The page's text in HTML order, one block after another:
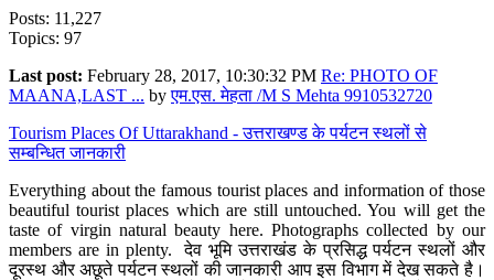
Posts: 11,227
Topics: 97
Last post: February 28, 2017, 10:30:32 PM Re: PHOTO OF
MAANA,LAST ... byएम.एस. मेहता /M S Mehta 9910532720
Tourism Places Of Uttarakhand - उत्तराखण्ड के पर्यटन स्थलों से
सम्बन्धित जानकारी
Everything about the famous tourist places and information of those
beautiful tourist places which are still untouched. You will get the
taste of virgin natural beauty here. Photographs collected by our
members are in plenty. देव भूमि उत्तराखंड के प्रसिद्ध पर्यटन स्थलों और
दूरस्थ और अछूते पर्यटन स्थलों की जानकारी आप इस विभाग में देख सकते है।